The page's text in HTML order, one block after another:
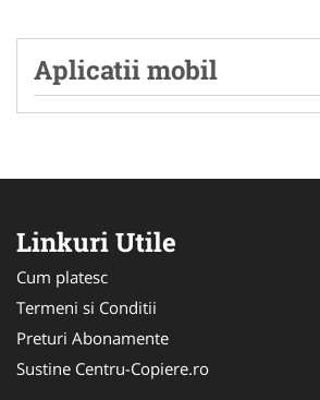
Aplicatii mobil
Linkuri Utile
Cum platesc
Termeni si Conditii
Preturi Abonamente
Sustine Centru-Copiere.ro